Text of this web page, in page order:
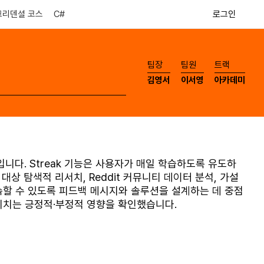
덴셜 코스 C# 로그인
​팀장
김영서
​팀원
이서영
​트랙
아카데미
다. Streak 기능은 사용자가 매일 학습하도록 유도하
상 탐색적 리서치, Reddit 커뮤니티 데이터 분석, 가설
수 있도록 피드백 메시지와 솔루션을 설계하는 데 중점
는 긍정적·부정적 영향을 확인했습니다.